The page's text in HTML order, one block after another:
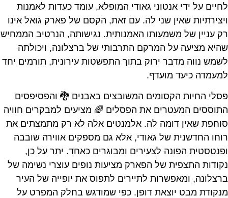
לחיים על ידי אנטוני גאודי המופלא, עומד כעדות לאמנות
ויצירתיות שאין שני לה. עם זאת, הקסם של פארק גואל אינו
רק עניין של משמעותו האמנותית. נגישותה, הנרטיב הממחיש
שהיא מציעה על המרקם התרבותי של ברצלונה, ויכולתה
לשמש נווה מדבר ירוק בתוך התפשטות עירונית, תורמים יחד
למעמדה כיעד מועדף.
פסלי החיות הקסומים המשובצים באבנים 🐉 והפסיפסים
התוססים המעטרים את הפסלים 🌈 מציעים למבקרים חוויה
סוחפת שאין דומה לה. אלמנטים אלה לא רק מתמצתים את
רוחו החדשנית של גאודי, אלא גם מספקים אווירה שובבה
ופנטסטית הפונה לצעירים ומבוגרים כאחד. יתר על כן,
נקודות התצפית של הפארק מציעות נופים עוצרי נשימה של
ברצלונה, ומאפשרות לתיירים לתפוס את יופייה של העיר
מנקודת מבט יוצאת דופן. כפי שמודגש בחלק המפרט על